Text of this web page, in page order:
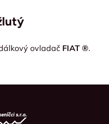
ovladač FIAT ®.